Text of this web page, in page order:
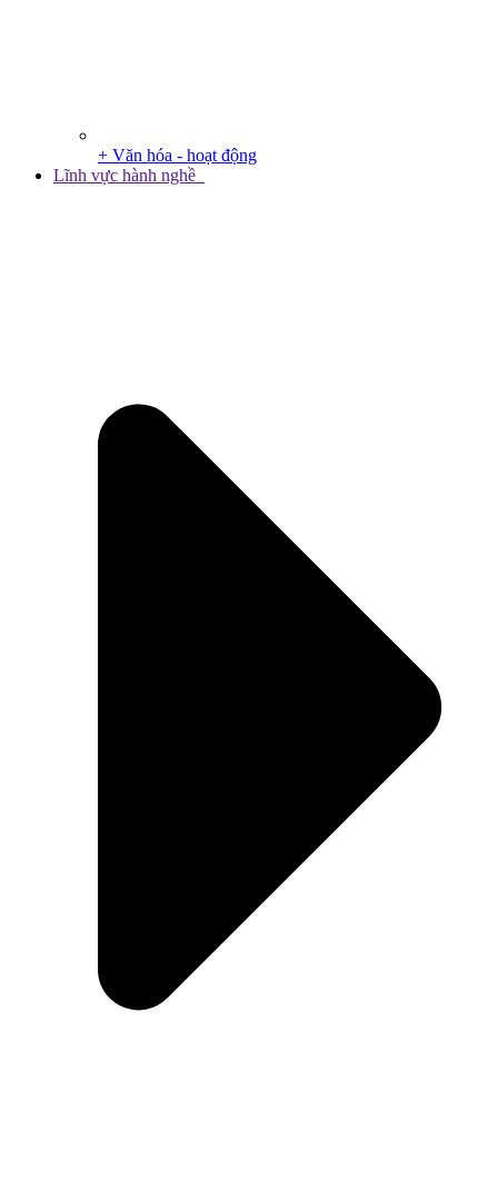
+ Văn hóa - hoạt động
Lĩnh vực hành nghề